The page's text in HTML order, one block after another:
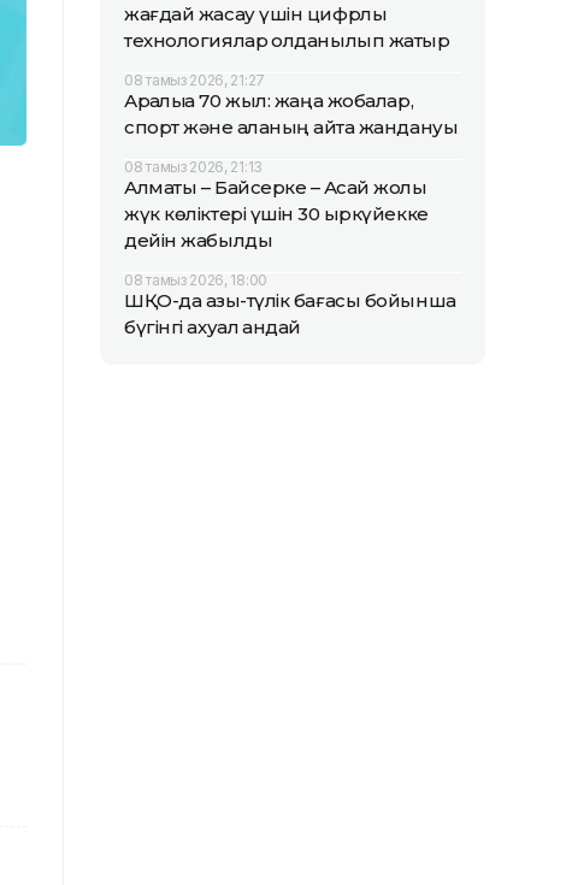
жағдай жасау үшін цифрлық
технологиялар қолданылып жатыр
08 тамыз 2026, 21:27
Арқалыққа 70 жыл: жаңа жобалар,
спорт және қаланың қайта жандануы
08 тамыз 2026, 21:13
Алматы – Байсерке – Ақсай жолы
жүк көліктері үшін 30 қыркүйекке
дейін жабылды
08 тамыз 2026, 18:00
ШҚО-да азық-түлік бағасы бойынша
бүгінгі ахуал қандай